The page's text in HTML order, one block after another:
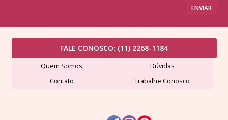
ENVIAR
FALE CONOSCO: (11) 2268-1184
Quem Somos
Dúvidas
Contato
Trabalhe Conosco